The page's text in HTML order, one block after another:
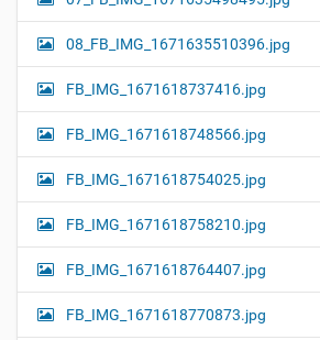
08_FB_IMG_1671635510396.jpg
FB_IMG_1671618737416.jpg
FB_IMG_1671618748566.jpg
FB_IMG_1671618754025.jpg
FB_IMG_1671618758210.jpg
FB_IMG_1671618764407.jpg
FB_IMG_1671618770873.jpg